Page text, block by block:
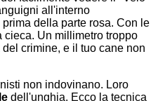
all'interno
della parte rosa. Con le
Un millimetro troppo
crimine, e il tuo cane non
non indovinano. Loro
dell'unghia. Ecco la tecnica